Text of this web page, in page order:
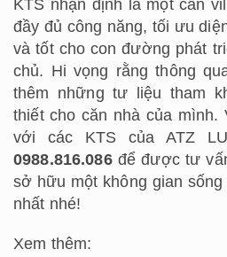
KTS nhận định là một căn
đầy đủ công năng, tối ưu
và tốt cho con đường phát
chủ. Hi vọng rằng thông
thêm những tư liệu tham
thiết cho căn nhà của mình.
với các KTS của ATZ
0988.816.086để được tư
sở hữu một không gian
nhất nhé!
Xem thêm: